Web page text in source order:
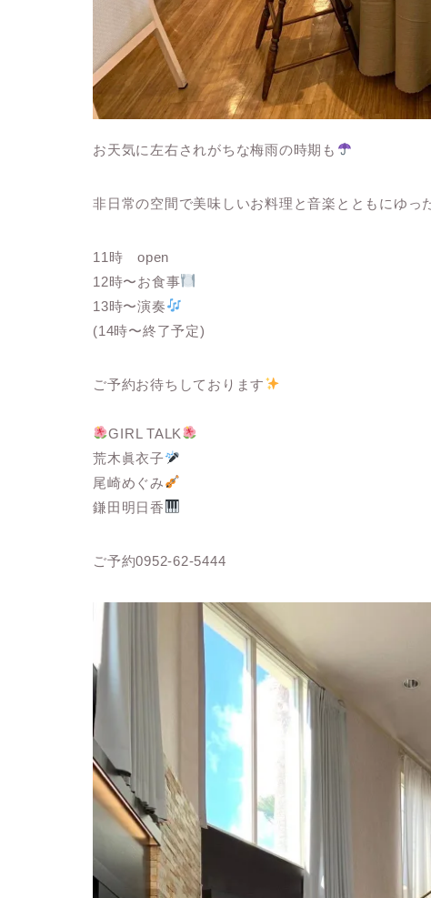
お天気に左右されがちな梅雨の時期も
非日常の空間で美味しいお料理と音楽とともにゆっ
11時 open
12時〜お食事
13時〜演奏
(14時〜終了予定)
ご予約お待ちしております
GIRL TALK
荒木眞衣子
尾崎めぐみ
鎌田明日香
ご予約0952-62-5444